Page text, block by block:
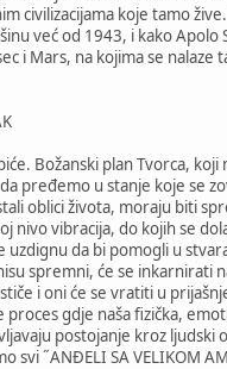
civilizacijama koje tamo
već od 1943, i kako
i Mars, na kojima se
Božanski plan Tvorca,
pređemo u stanje koje se
oblici života, moraju biti
nivo vibracija, do kojih se
da bi pomogli u
spremni, će se
i oni će se vratiti u
proces gdje naša fizička,
postojanje kroz
svi ˝ANĐELI SA VELIKOM